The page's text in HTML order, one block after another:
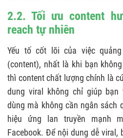
2.2. Tối ưu content
reach tự nhiên
Yếu tố cốt lõi của việc
(content), nhất là khi bạn
thì content chất lượng chính là
dung viral không chỉ giúp
dùng mà không cần ngân sách
hiệu ứng lan truyền mạnh
Facebook. Để nội dung dễ viral,